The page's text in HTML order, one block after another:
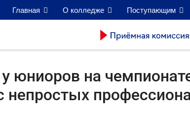
Главная О колледже Поступающим
юниоров на
непростых